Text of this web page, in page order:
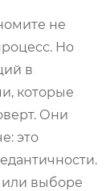
не
Но
в
которые
Они
это
выборе